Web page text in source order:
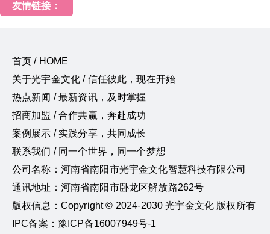
友情链接：
首页 / HOME
关于光宇金文化 / 信任彼此，现在开始
热点新闻 / 最新资讯，及时掌握
招商加盟 / 合作共赢，奔赴成功
案例展示 / 实践分享，共同成长
联系我们 / 同一个世界，同一个梦想
公司名称：河南省南阳市光宇金文化智慧科技有限公司
通讯地址：河南省南阳市卧龙区解放路262号
版权信息：Copyright © 2024-2030 光宇金文化 版权所有
IPC备案：豫ICP备16007949号-1